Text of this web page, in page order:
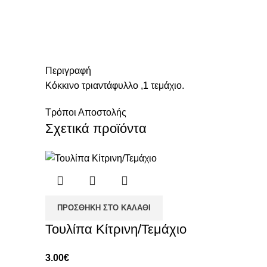
Περιγραφή
Κόκκινο τριαντάφυλλο ,1 τεμάχιο.
Τρόποι Αποστολής
Σχετικά προϊόντα
ΠΡΟΣΘΉΚΗ ΣΤΟ ΚΑΛΆΘΙ
Τουλίπα Κίτρινη/Τεμάχιο
3.00€